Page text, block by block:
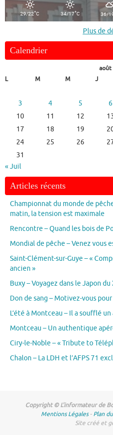
29/22°C 34/17°C 36/
Plus de
Calendrier
août
L
M M J
3
4 5 6
10
11 12
17
18 19
24
25 26
31
« Juil
Articles récents
Championnat du monde de
matin, la tension est maximale
Rencontre – Quand les bois de
Mondial de pêche – Venez vous
Saint-Clément-sur-Guye – «
ancien »
Buxy – Voyagez dans le Japon
Don de sang – Motivez-vous
L’été à Montceau – Il a soufflé
Montceau – Un authentique
Ciry-le-Noble – « Tribute to
Chalon – La LDH et l’AFPS 71
Copyright © L'informateur de
Mentions Légales- Plan
Site créé et